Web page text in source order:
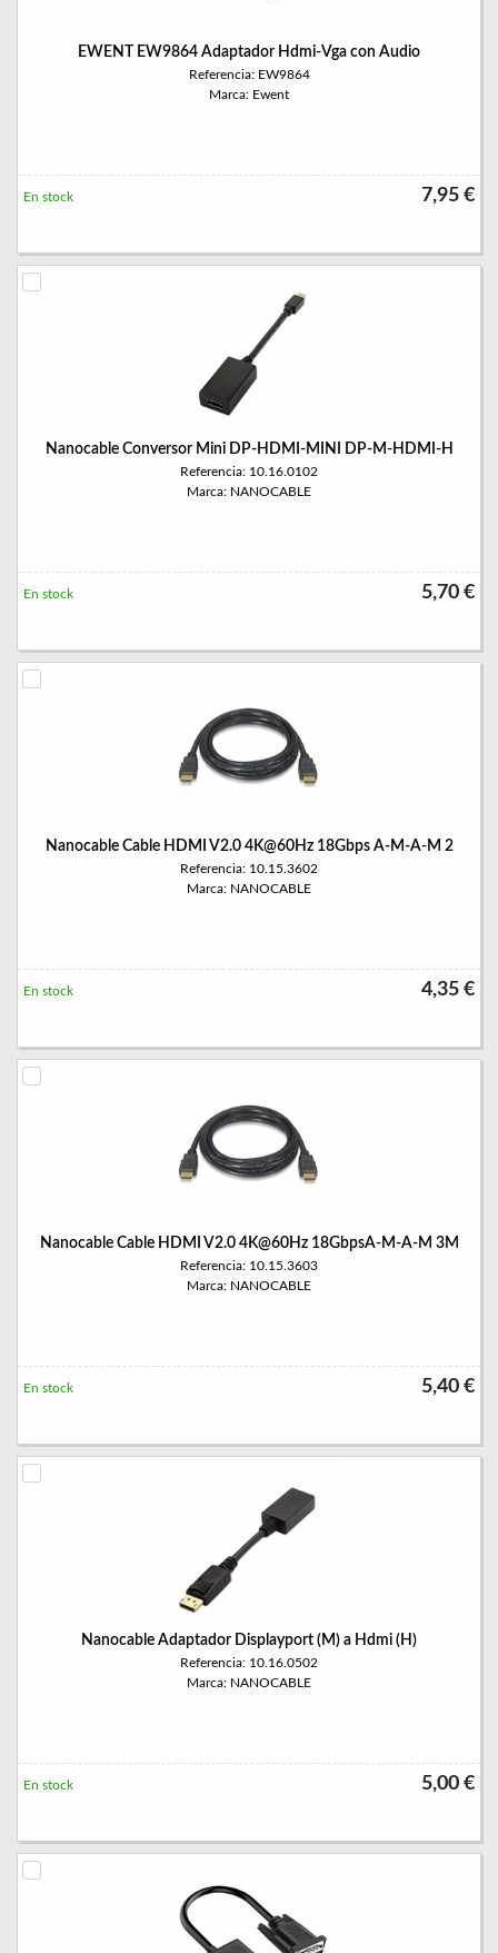
EWENT EW9864 Adaptador Hdmi-Vga con Audio
Referencia: EW9864
Marca: Ewent
7,95 €
En stock
Nanocable Conversor Mini DP-HDMI-MINI DP-M-HDMI-H
Referencia: 10.16.0102
Marca: NANOCABLE
5,70 €
En stock
Nanocable Cable HDMI V2.0 4K@60Hz 18Gbps A-M-A-M 2
Referencia: 10.15.3602
Marca: NANOCABLE
4,35 €
En stock
Nanocable Cable HDMI V2.0 4K@60Hz 18GbpsA-M-A-M 3M
Referencia: 10.15.3603
Marca: NANOCABLE
5,40 €
En stock
Nanocable Adaptador Displayport (M) a Hdmi (H)
Referencia: 10.16.0502
Marca: NANOCABLE
5,00 €
En stock